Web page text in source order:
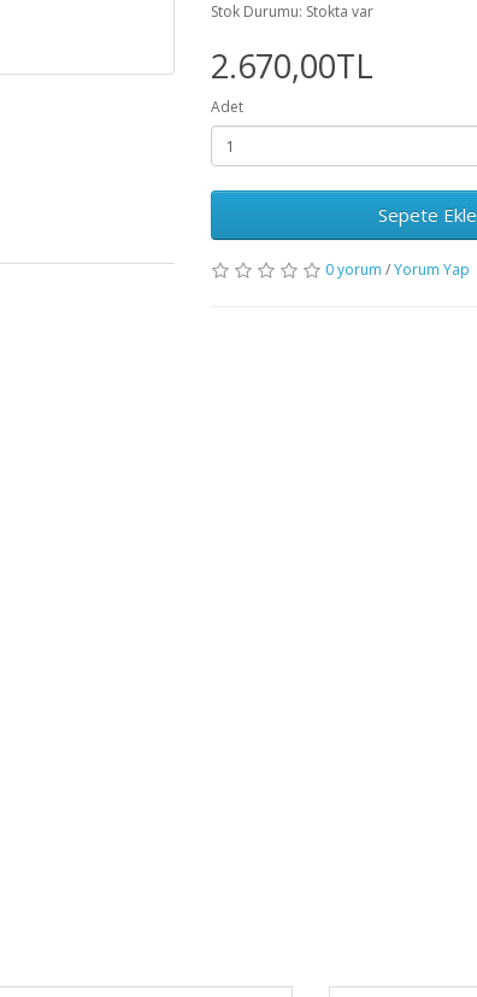
Stok Durumu: Stokta var
2.670,00TL
Adet
Sepete Ekle
0 yorum /Yorum Yap